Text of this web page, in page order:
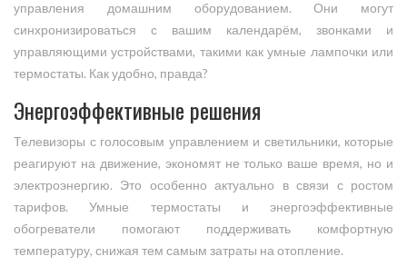
управления домашним оборудованием. Они могут
синхронизироваться с вашим календарём, звонками и
управляющими устройствами, такими как умные лампочки или
термостаты. Как удобно, правда?
Энергоэффективные решения
Телевизоры с голосовым управлением и светильники, которые
реагируют на движение, экономят не только ваше время, но и
электроэнергию. Это особенно актуально в связи с ростом
тарифов. Умные термостаты и энергоэффективные
обогреватели помогают поддерживать комфортную
температуру, снижая тем самым затраты на отопление.